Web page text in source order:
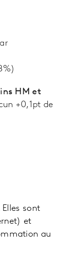
HM et
+0,1pt de
sont
et
au